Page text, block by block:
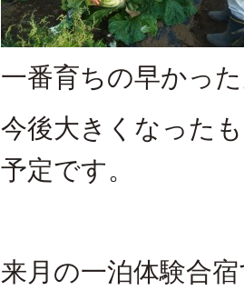
一番育ちの早かっ
今後大きくなった
予定です。
来月の一泊体験合